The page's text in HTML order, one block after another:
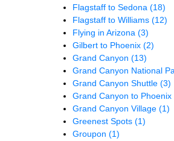
Flagstaff to Sedona (18)
Flagstaff to Williams (12)
Flying in Arizona (3)
Gilbert to Phoenix (2)
Grand Canyon (13)
Grand Canyon National
Grand Canyon Shuttle (3)
Grand Canyon to Phoenix
Grand Canyon Village (1)
Greenest Spots (1)
Groupon (1)